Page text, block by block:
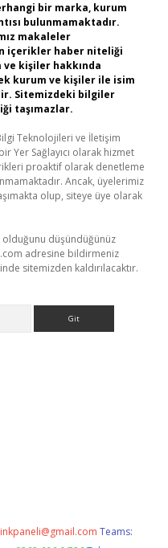
bir marka, kurum
bulunmamaktadır.
makaleler
içerikler haber niteliği
kişiler hakkında
kurum ve kişiler ile isim
Sitemizdeki bilgiler
taşımazlar.
Teknolojileri ve İletişim
Yer Sağlayıcı olarak hizmet
proaktif olarak denetleme
Ancak, üyelerimiz
olup, siteye üye olarak
olduğunu düşündüğünüz
adresine bildirmeniz
sitemizden kaldırılacaktır.
Teams: